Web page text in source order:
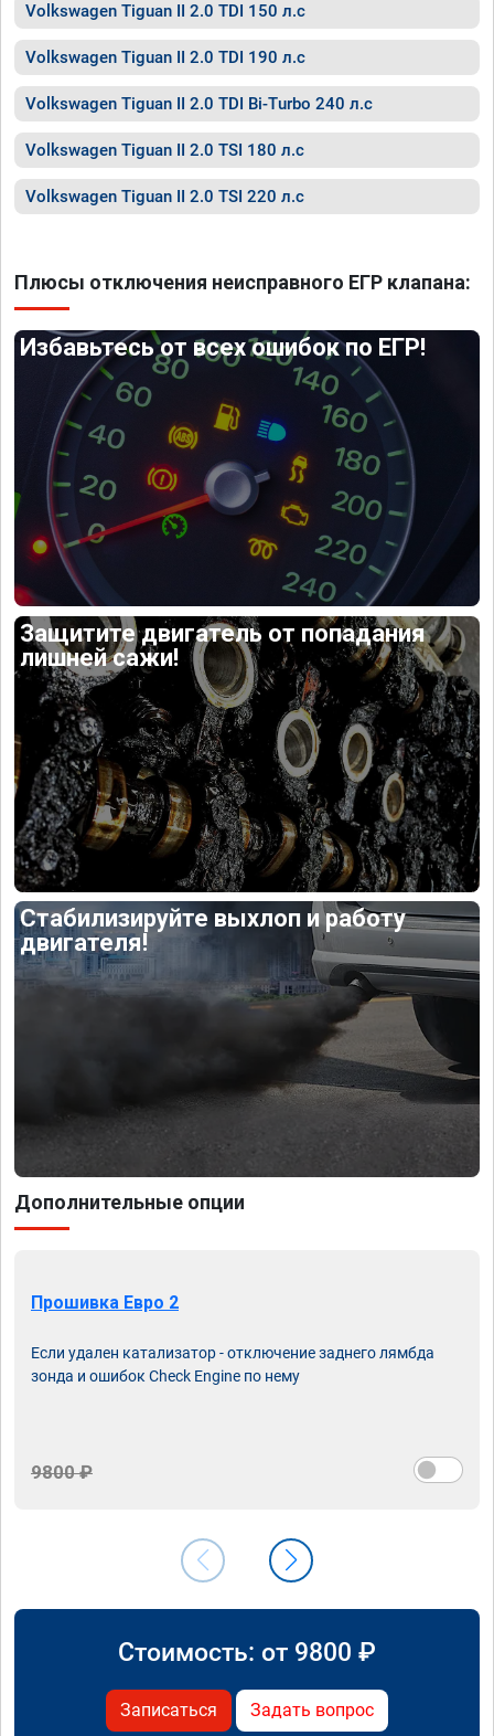
Volkswagen Tiguan II 2.0 TDI 150 л.с
Volkswagen Tiguan II 2.0 TDI 190 л.с
Volkswagen Tiguan II 2.0 TDI Bi-Turbo 240 л.с
Volkswagen Tiguan II 2.0 TSI 180 л.с
Volkswagen Tiguan II 2.0 TSI 220 л.с
Плюсы отключения неисправного ЕГР клапана:
Избавьтесь от всех ошибок по ЕГР!
Защитите двигатель от попадания
лишней сажи!
Стабилизируйте выхлоп и работу
двигателя!
Дополнительные опции
Прошивка Евро 2
Если удален катализатор - отключение заднего лямбда
зонда и ошибок Check Engine по нему
9800 ₽
Стоимость: от 9800 ₽
Записаться Задать вопрос